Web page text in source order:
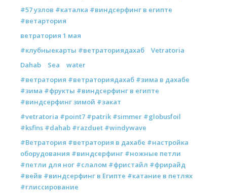
#57 узлов #каталка #виндсерфинг в египте
#ветартория
ветратория 1 мая
#клубныекарты #ветраториядахаб
Vetratoria
Dahab
Sea
water
#ветратория #ветраториядахаб #зима в дахабе
#зима #фрукты #виндсерфинг в египте
#виндсерфинг зимой #закат
#vetratoria #point7 #patrik #simmer #globusfoil
#ksfins #dahab #razduet #windywave
#Ветратория #ветратория в дахабе #настройка
оборудования #виндсерфинг #ножные петли
#петли для ног #слалом #фристайл #фрирайд
#вейв #виндсерфинг в Египте #катание в петлях
#глиссирование